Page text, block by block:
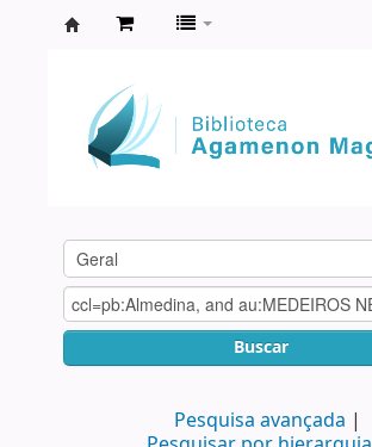
Agamenon
Magalhães
Buscar
Pesquisa avançada